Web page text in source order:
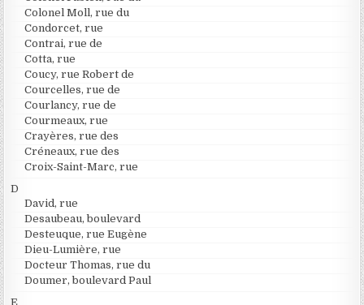
Colonel Moll, rue du
Condorcet, rue
Contrai, rue de
Cotta, rue
Coucy, rue Robert de
Courcelles, rue de
Courlancy, rue de
Courmeaux, rue
Crayères, rue des
Créneaux, rue des
Croix-Saint-Marc, rue
D
David, rue
Desaubeau, boulevard
Desteuque, rue Eugène
Dieu-Lumière, rue
Docteur Thomas, rue du
Doumer, boulevard Paul
E